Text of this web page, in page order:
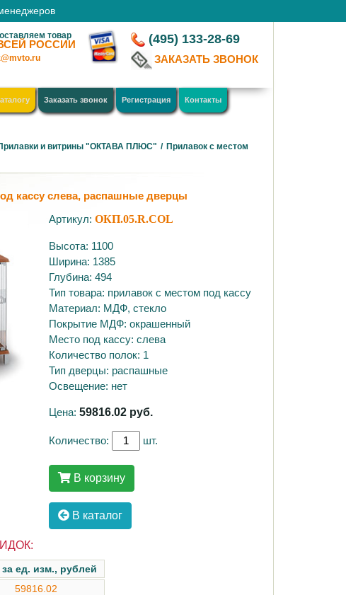
товар
РОССИИ (495) 133-28-69
ЗАКАЗАТЬ ЗВОНОК
Заказать звонок Регистрация Контакты
и витрины "ОКТАВА ПЛЮС" / Прилавок с местом
кассу слева, распашные дверцы
Артикул:ОКП.05.R.COL
Высота: 1100
Ширина: 1385
Глубина: 494
Тип товара: прилавок с местом под кассу
Материал: МДФ, стекло
Покрытие МДФ: окрашенный
Место под кассу: слева
Количество полок: 1
Тип дверцы: распашные
Освещение: нет
Цена:59816.02 руб.
Количество: шт.
В корзину
В каталог
за ед. изм., рублей
59816.02